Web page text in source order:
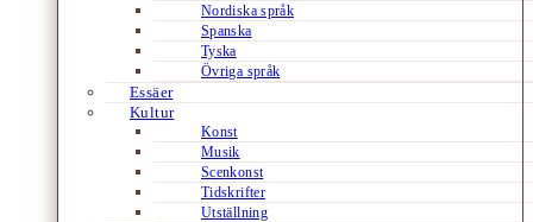
Nordiska språk
Spanska
Tyska
Övriga språk
Essäer
Kultur
Konst
Musik
Scenkonst
Tidskrifter
Utställning